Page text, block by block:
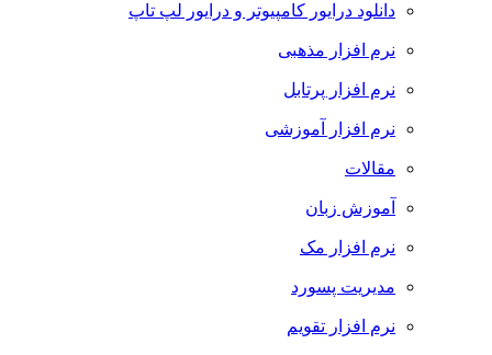
دانلود درایور کامپیوتر و درایور لپ تاپ
نرم افزار مذهبی
نرم افزار پرتابل
نرم افزار آموزشی
مقالات
آموزش زبان
نرم افزار مک
مدیریت پسورد
نرم افزار تقویم